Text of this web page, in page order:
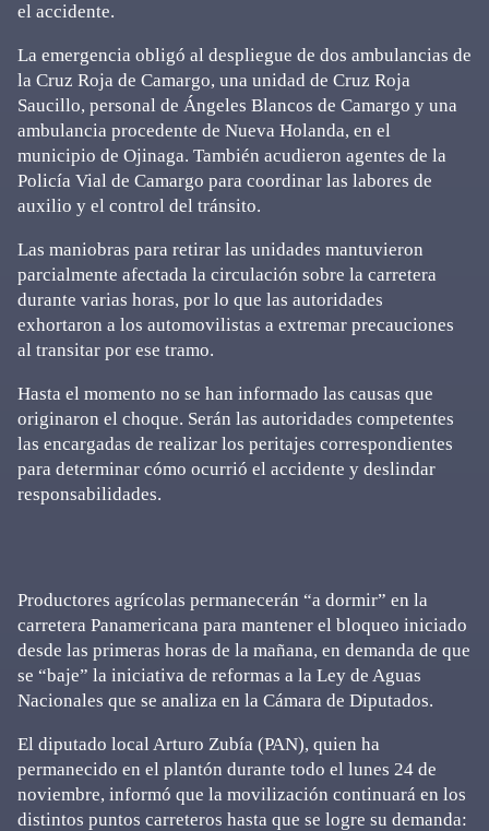
el accidente.
La emergencia obligó al despliegue de dos ambulancias de
la Cruz Roja de Camargo, una unidad de Cruz Roja
Saucillo, personal de Ángeles Blancos de Camargo y una
ambulancia procedente de Nueva Holanda, en el
municipio de Ojinaga. También acudieron agentes de la
Policía Vial de Camargo para coordinar las labores de
auxilio y el control del tránsito.
Las maniobras para retirar las unidades mantuvieron
parcialmente afectada la circulación sobre la carretera
durante varias horas, por lo que las autoridades
exhortaron a los automovilistas a extremar precauciones
al transitar por ese tramo.
Hasta el momento no se han informado las causas que
originaron el choque. Serán las autoridades competentes
las encargadas de realizar los peritajes correspondientes
para determinar cómo ocurrió el accidente y deslindar
responsabilidades.
Productores agrícolas permanecerán “a dormir” en la
carretera Panamericana para mantener el bloqueo iniciado
desde las primeras horas de la mañana, en demanda de que
se “baje” la iniciativa de reformas a la Ley de Aguas
Nacionales que se analiza en la Cámara de Diputados.
El diputado local Arturo Zubía (PAN), quien ha
permanecido en el plantón durante todo el lunes 24 de
noviembre, informó que la movilización continuará en los
distintos puntos carreteros hasta que se logre su demanda: